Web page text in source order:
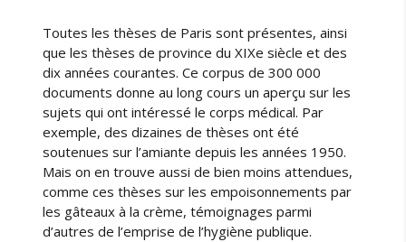
Toutes les thèses de Paris sont présentes, ainsi
que les thèses de province du XIXe siècle et des
dix années courantes. Ce corpus de 300 000
documents donne au long cours un aperçu sur les
sujets qui ont intéressé le corps médical. Par
exemple, des dizaines de thèses ont été
soutenues sur l’amiante depuis les années 1950.
Mais on en trouve aussi de bien moins attendues,
comme ces thèses sur les empoisonnements par
les gâteaux à la crème, témoignages parmi
d’autres de l’emprise de l’hygiène publique.